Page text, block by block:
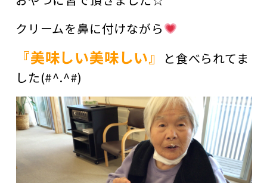
クリームを鼻に付けながら
『美味しい美味しい』
と食べられてま
した(#^.^#)